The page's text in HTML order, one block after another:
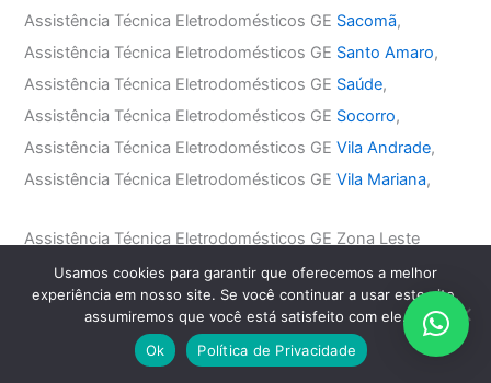
Assistência Técnica Eletrodomésticos GE Sacomã,
Assistência Técnica Eletrodomésticos GE Santo Amaro,
Assistência Técnica Eletrodomésticos GE Saúde,
Assistência Técnica Eletrodomésticos GE Socorro,
Assistência Técnica Eletrodomésticos GEVila Andrade,
Assistência Técnica Eletrodomésticos GEVila Mariana,
Assistência Técnica Eletrodomésticos GE Zona Leste
Assistência Técnica Eletrodomésticos GEÁgua Rasa,
Assistência Técnica Eletrodomésticos GEAnália Franco
Assistência Técnica Eletrodomésticos GEAricanduva
,
Assistência Técnica Eletrodomésticos GEBelém
Usamos cookies para garantir que oferecemos a melhor
experiência em nosso site. Se você continuar a usar este site,
assumiremos que você está satisfeito com ele.
Ok
Política de Privacidade